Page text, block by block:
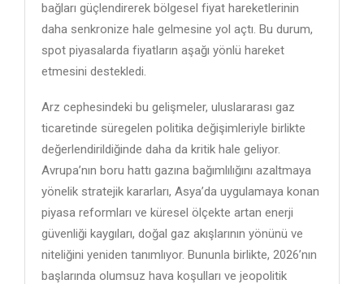
bağları güçlendirerek bölgesel fiyat hareketlerinin
daha senkronize hale gelmesine yol açtı. Bu durum,
spot piyasalarda fiyatların aşağı yönlü hareket
etmesini destekledi.
Arz cephesindeki bu gelişmeler, uluslararası gaz
ticaretinde süregelen politika değişimleriyle birlikte
değerlendirildiğinde daha da kritik hale geliyor.
Avrupa’nın boru hattı gazına bağımlılığını azaltmaya
yönelik stratejik kararları, Asya’da uygulamaya konan
piyasa reformları ve küresel ölçekte artan enerji
güvenliği kaygıları, doğal gaz akışlarının yönünü ve
niteliğini yeniden tanımlıyor. Bununla birlikte, 2026’nın
başlarında olumsuz hava koşulları ve jeopolitik